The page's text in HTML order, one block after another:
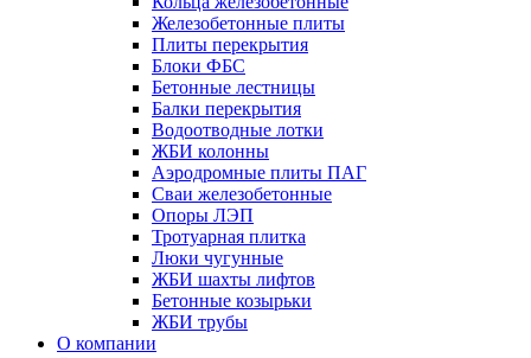
Железобетонные плиты
Плиты перекрытия
Блоки ФБС
Бетонные лестницы
Балки перекрытия
Водоотводные лотки
ЖБИ колонны
Аэродромные плиты ПАГ
Сваи железобетонные
Опоры ЛЭП
Тротуарная плитка
Люки чугунные
ЖБИ шахты лифтов
Бетонные козырьки
ЖБИ трубы
О компании